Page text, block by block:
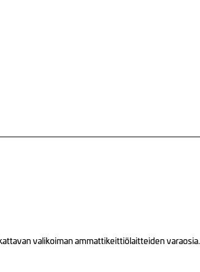
valikoiman ammattikeittiölaitteiden varaosia.